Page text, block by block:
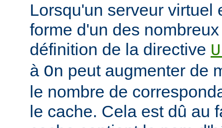
Lorsqu'un serveur virtuel
forme d'un des
définition de la directive
à On peut augmenter de
le nombre de
le cache. Cela est dû au